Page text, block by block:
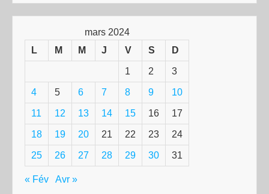
mars 2024
L
M M J V S D
1 2 3
4 5 6 7 8 9 10
11 12 13 14 15 16 17
18 19 20 21 22 23 24
25 26 27 28 29 30 31
« Fév Avr »